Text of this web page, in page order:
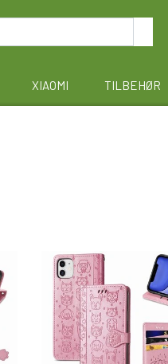
XIAOMI TILBEHØR